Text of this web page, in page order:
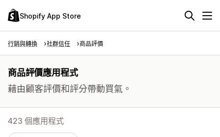
Shopify App Store
行銷與轉換 社群信任 商品評價
商品評價應用程式
藉由顧客評價和評分帶動買氣。
423 個應用程式